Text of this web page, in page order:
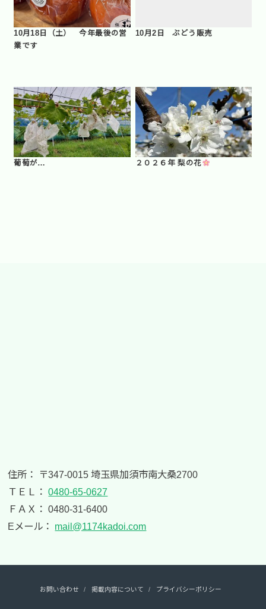
10月18日（土） 今年最後の営
業です
10月2日 ぶどう販売
葡萄が… ２０２６年 梨の花
住所： 〒347-0015 埼玉県加須市南大桑2700
ＴＥＬ：0480-65-0627
ＦＡＸ： 0480-31-6400
Eメール： mail@1174kadoi.com
お問い合わせ 掲載内容について プライバシーポリシー